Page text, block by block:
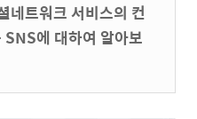
네트워크 서비스의 컨
에 대하여 알아보